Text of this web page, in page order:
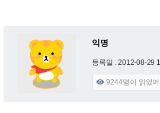
익명
등록일 : 2012-08-29
 9244명이 읽었